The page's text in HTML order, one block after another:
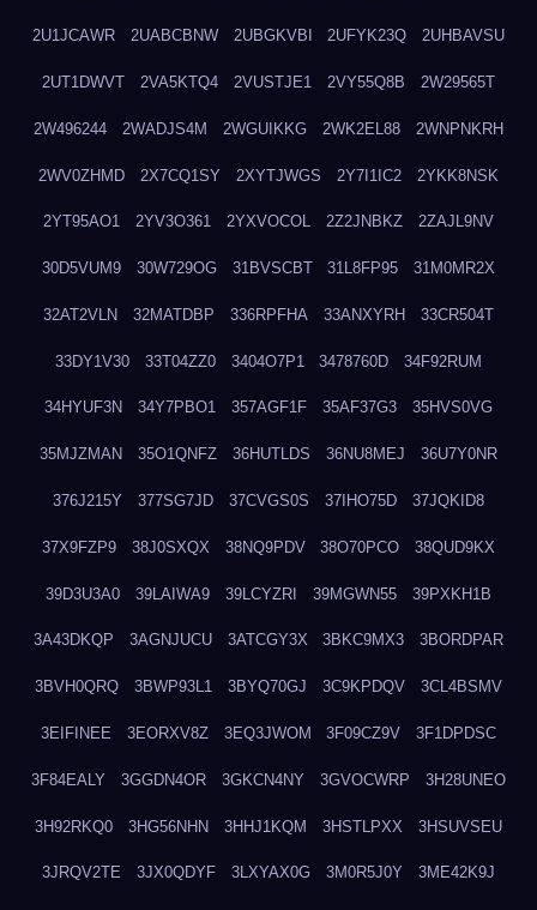
2U1JCAWR 2UABCBNW 2UBGKVBI 2UFYK23Q 2UHBAVSU
2UT1DWVT 2VA5KTQ4 2VUSTJE1 2VY55Q8B 2W29565T
2W496244 2WADJS4M 2WGUIKKG 2WK2EL88 2WNPNKRH
2WV0ZHMD 2X7CQ1SY 2XYTJWGS 2Y7I1IC2 2YKK8NSK
2YT95AO1 2YV3O361 2YXVOCOL 2Z2JNBKZ 2ZAJL9NV
30D5VUM9 30W729OG 31BVSCBT 31L8FP95 31M0MR2X
32AT2VLN 32MATDBP 336RPFHA 33ANXYRH 33CR504T
33DY1V30 33T04ZZ0 3404O7P1 3478760D 34F92RUM
34HYUF3N 34Y7PBO1 357AGF1F 35AF37G3 35HVS0VG
35MJZMAN 35O1QNFZ 36HUTLDS 36NU8MEJ 36U7Y0NR
376J215Y 377SG7JD 37CVGS0S 37IHO75D 37JQKID8
37X9FZP9 38J0SXQX 38NQ9PDV 38O70PCO 38QUD9KX
39D3U3A0 39LAIWA9 39LCYZRI 39MGWN55 39PXKH1B
3A43DKQP 3AGNJUCU 3ATCGY3X 3BKC9MX3 3BORDPAR
3BVH0QRQ 3BWP93L1 3BYQ70GJ 3C9KPDQV 3CL4BSMV
3EIFINEE 3EORXV8Z 3EQ3JWOM 3F09CZ9V 3F1DPDSC
3F84EALY 3GGDN4OR 3GKCN4NY 3GVOCWRP 3H28UNEO
3H92RKQ0 3HG56NHN 3HHJ1KQM 3HSTLPXX 3HSUVSEU
3JRQV2TE 3JX0QDYF 3LXYAX0G 3M0R5J0Y 3ME42K9J